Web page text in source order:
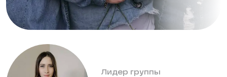
Лидер группы